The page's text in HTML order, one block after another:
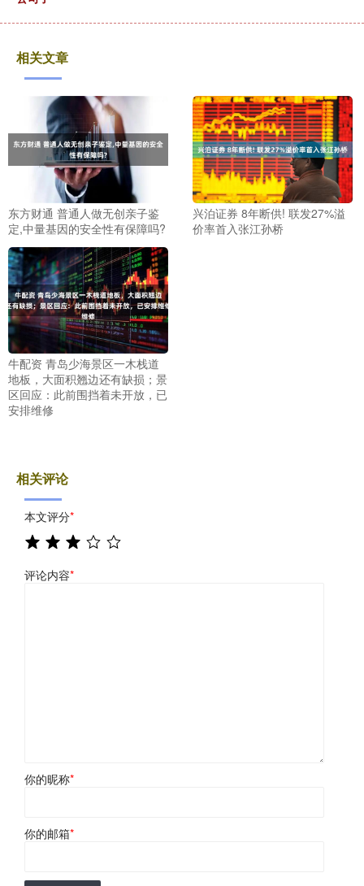
相关文章
东方财通 普通人做无创亲子鉴
定,中量基因的安全性有保障吗?
兴泊证券 8年断供! 联发27%溢
价率首入张江孙桥
牛配资 青岛少海景区一木栈道
地板，大面积翘边还有缺损；景
区回应：此前围挡着未开放，已
安排维修
相关评论
本文评分*
评论内容*
你的昵称*
你的邮箱*